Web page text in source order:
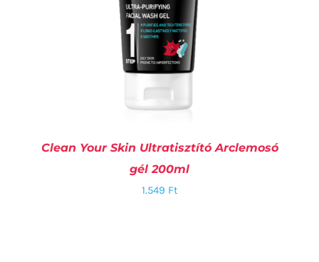
Clean Your Skin Ultratisztító Arclemosó
gél 200ml
1.549 Ft